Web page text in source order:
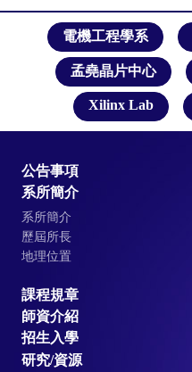
電機工程學系
孟堯晶片中心
Xilinx Lab
公告事項
系所簡介
系所簡介
歷屆所長
地理位置
課程規章
師資介紹
招生入學
研究/資源